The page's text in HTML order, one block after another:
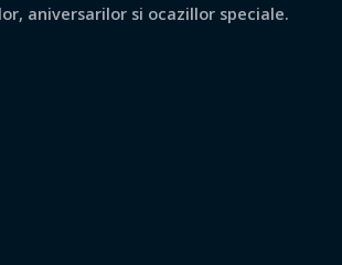
aniversarilor si ocazillor speciale.